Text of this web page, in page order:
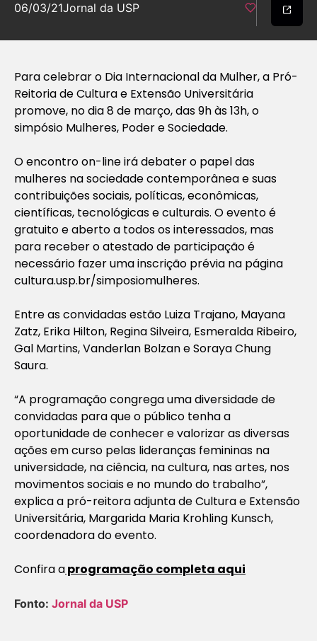
06/03/21Jornal da USP
Para celebrar o Dia Internacional da Mulher, a Pró-
Reitoria de Cultura e Extensão Universitária
promove, no dia 8 de março, das 9h às 13h, o
simpósio Mulheres, Poder e Sociedade.
O encontro on-line irá debater o papel das
mulheres na sociedade contemporânea e suas
contribuições sociais, políticas, econômicas,
científicas, tecnológicas e culturais. O evento é
gratuito e aberto a todos os interessados, mas
para receber o atestado de participação é
necessário fazer uma inscrição prévia na página
cultura.usp.br/simposiomulheres.
Entre as convidadas estão Luiza Trajano, Mayana
Zatz, Erika Hilton, Regina Silveira, Esmeralda Ribeiro,
Gal Martins, Vanderlan Bolzan e Soraya Chung
Saura.
“A programação congrega uma diversidade de
convidadas para que o público tenha a
oportunidade de conhecer e valorizar as diversas
ações em curso pelas lideranças femininas na
universidade, na ciência, na cultura, nas artes, nos
movimentos sociais e no mundo do trabalho”,
explica a pró-reitora adjunta de Cultura e Extensão
Universitária, Margarida Maria Krohling Kunsch,
coordenadora do evento.
Confira aprogramação completa aqui
Fonto: Jornal da USP